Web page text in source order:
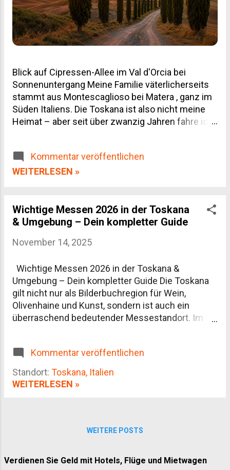
Blick auf Cipressen-Allee im Val d'Orcia bei
Sonnenuntergang Meine Familie väterlicherseits
stammt aus Montescaglioso bei Matera , ganz im
Süden Italiens. Die Toskana ist also nicht meine
Heimat – aber seit über zwanzig Jahren fahre ich
dieser Landschaft einfach nicht genug bekommt.
Dieser Toskana Reiseführer ist deshalb kein
wann du besser wegbleibst, und wo du dein Geld
für Wein und Olivenöl wirklich gut anlegst.
Überblick Die wichtigsten Städte Kulinarik: Wein,
Fortbewegung vor Ort Unterkünfte: Agriturismo
statt Hotelkette Aktivitäten abseits der
Postkartenmotive Häufige Fragen zur Toskana
Kommentar veröffentlichen
WEITERLESEN »
Wichtige Messen 2026 in der Toskana
& Umgebung – Dein kompletter Guide
November 14, 2025
Wichtige Messen 2026 in der Toskana &
Umgebung – Dein kompletter Guide Die Toskana
gilt nicht nur als Bilderbuchregion für Wein,
Olivenhaine und Kunst, sondern ist auch ein
überraschend bedeutender Messestandort. Im
über Schmuckhandwerk bis hin zur nautischen
Technik abdecken. In diesem Blogartikel nehme
ich dich mit durch die wichtigsten Events – mit
Toskana ist nicht nur touristisch attraktiv, sondern
auch auf Messeniveau. Städte wie Florenz, Arezzo
Kommentar veröffentlichen
Standort: Toskana, Italien
WEITERLESEN »
WEITERE POSTS
Verdienen Sie Geld mit Hotels, Flüge und Mietwagen